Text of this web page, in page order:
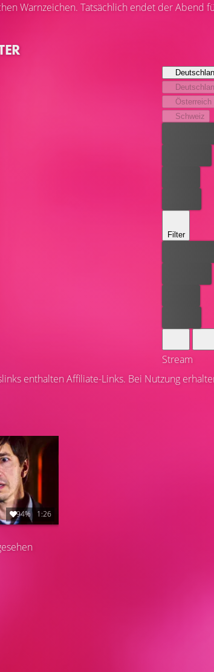
Warnzeichen. Tatsächlich endet der Abend
Österreich
Schweiz
Filter
Stream
enthalten Affiliate-Links. Bei Nutzung
94% 1:26